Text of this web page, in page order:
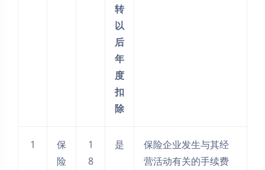
转
以
后
年
度
扣
除
1
保
险
1
8
是
保险企业发生与其经
营活动有关的手续费